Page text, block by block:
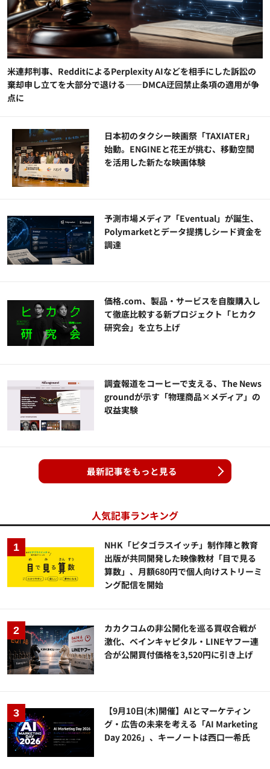
米連邦判事、RedditによるPerplexity AIなどを相手にした訴訟の
棄却申し立てを大部分で退ける——DMCA迂回禁止条項の適用が争
点に
日本初のタクシー映画祭「TAXIATER」
始動。ENGINEと花王が挑む、移動空間
を活用した新たな映画体験
予測市場メディア「Eventual」が誕生、
Polymarketとデータ提携しシード資金を
調達
価格.com、製品・サービスを自腹購入し
て徹底比較する新プロジェクト「ヒカク
研究会」を立ち上げ
調査報道をコーヒーで支える、The News
groundが示す「物理商品×メディア」の
収益実験
最新記事をもっと見る
人気記事ランキング
NHK「ピタゴラスイッチ」制作陣と教育
出版が共同開発した映像教材「目で見る
算数」、月額680円で個人向けストリーミ
ング配信を開始
カカクコムの非公開化を巡る買収合戦が
激化、ベインキャピタル・LINEヤフー連
合が公開買付価格を3,520円に引き上げ
【9月10日(木)開催】AIとマーケティン
グ・広告の未来を考える「AI Marketing
Day 2026」、キーノートは西口一希氏